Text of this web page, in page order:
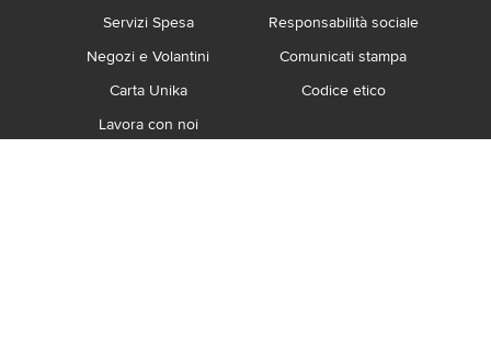
Servizi Spesa
Negozi e Volantini
Carta Unika
Lavora con noi
Responsabilità sociale
Comunicati stampa
Codice etico